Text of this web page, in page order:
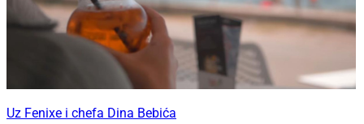
Uz Fenixe i chefa Dina Bebića